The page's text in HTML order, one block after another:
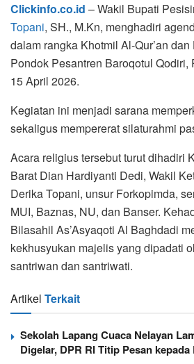
Clickinfo.co.id – Wakil Bupati
Topani, SH., M.Kn, menghadiri
dalam rangka Khotmil Al-Qur’an
Pondok Pesantren Baroqotul Qodiri,
15 April 2026.
Kegiatan ini menjadi sarana
sekaligus mempererat silaturahmi
Acara religius tersebut turut dihadiri
Barat Dian Hardiyanti Dedi, Wakil
Derika Topani, unsur Forkopimda,
MUI, Baznas, NU, dan Banser.
Bilasahil As’Asyaqoti Al Baghdadi
kekhusyukan majelis yang dipadati
santriwan dan santriwati.
Artikel Terkait
Sekolah Lapang Cuaca Nelayan
Digelar, DPR RI Titip Pesan kepada